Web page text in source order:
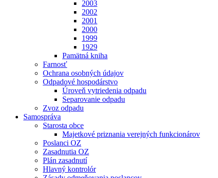
2003
2002
2001
2000
1999
1929
Pamätná kniha
Farnosť
Ochrana osobných údajov
Odpadové hospodárstvo
Úroveň vytriedenia odpadu
Separovanie odpadu
Zvoz odpadu
Samospráva
Starosta obce
Majetkové priznania verejných funkcionárov
Poslanci OZ
Zasadnutia OZ
Plán zasadnutí
Hlavný kontrolór